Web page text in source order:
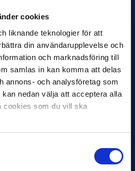
cookies
liknande teknologier för att
din användarupplevelse och
och marknadsföring till
samlas in kan komma att delas
annons- och analysföretag som
nedan välja att acceptera alla
cookies som du vill ska
i Allsvenskan
Gigovic — Helsingborgs IF